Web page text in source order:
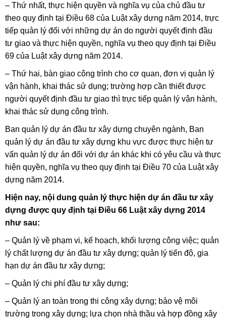
– Thứ nhất, thực hiện quyền và nghĩa vụ của chủ đầu tư
theo quy định tại Điều 68 của Luật xây dựng năm 2014, trực
tiếp quản lý đối với những dự án do người quyết định đầu
tư giao và thực hiện quyền, nghĩa vụ theo quy định tại Điều
69 của Luật xây dựng năm 2014.
– Thứ hai, bàn giao công trình cho cơ quan, đơn vị quản lý
vận hành, khai thác sử dụng; trường hợp cần thiết được
người quyết định đầu tư giao thì trực tiếp quản lý vận hành,
khai thác sử dụng công trình.
Ban quản lý dự án đầu tư xây dựng chuyên ngành, Ban
quản lý dự án đầu tư xây dựng khu vực được thực hiện tư
vấn quản lý dự án đối với dự án khác khi có yêu cầu và thực
hiện quyền, nghĩa vụ theo quy định tại Điều 70 của Luật xây
dựng năm 2014.
Hiện nay, nội dung quản lý thực hiện dự án đầu tư xây
dựng được quy định tại Điều 66 Luật xây dựng 2014
như sau:
– Quản lý về phạm vi, kế hoạch, khối lượng công việc; quản
lý chất lượng dự án đầu tư xây dựng; quản lý tiến độ, gia
hạn dự án đầu tư xây dựng;
– Quản lý chi phí đầu tư xây dựng;
– Quản lý an toàn trong thi công xây dựng; bảo vệ môi
trường trong xây dựng; lựa chọn nhà thầu và hợp đồng xây